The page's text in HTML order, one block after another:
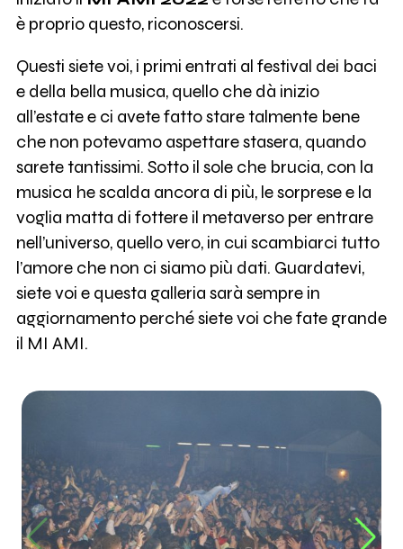
è proprio questo, riconoscersi.
Questi siete voi, i primi entrati al festival dei baci
e della bella musica, quello che dà inizio
all’estate e ci avete fatto stare talmente bene
che non potevamo aspettare stasera, quando
sarete tantissimi. Sotto il sole che brucia, con la
musica he scalda ancora di più, le sorprese e la
voglia matta di fottere il metaverso per entrare
nell’universo, quello vero, in cui scambiarci tutto
l’amore che non ci siamo più dati. Guardatevi,
siete voi e questa galleria sarà sempre in
aggiornamento perché siete voi che fate grande
il MI AMI.